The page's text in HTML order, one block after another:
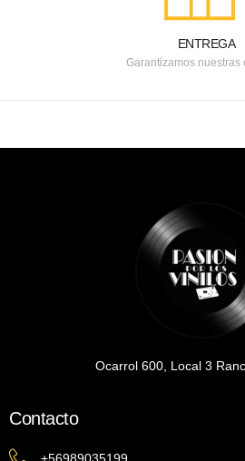
ENTREGA
Garantizamos nuestras
Ocarrol 600, Local 3
Contacto
+56989035199